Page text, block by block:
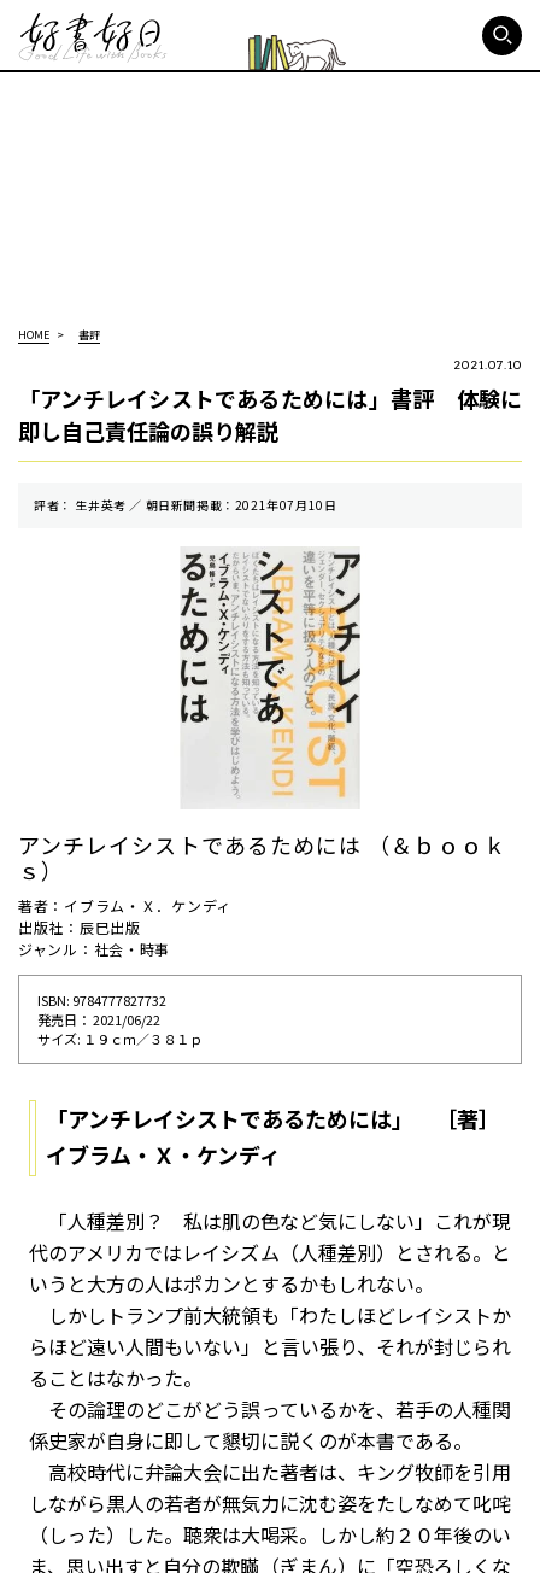
HOME 書評
2021.07.10
「アンチレイシストであるためには」書評 体験に
即し自己責任論の誤り解説
評者： 生井英考 ／ 朝⽇新聞掲載：2021年07月10日
アンチレイシストであるためには （＆ｂｏｏｋ
ｓ）
著者：イブラム・Ｘ．ケンディ
出版社：辰巳出版
ジャンル：社会・時事
ISBN: 9784777827732
発売⽇： 2021/06/22
サイズ: １９ｃｍ／３８１ｐ
「アンチレイシストであるためには」 ［著］
イブラム・Ｘ・ケンディ
「人種差別？ 私は肌の色など気にしない」――これが現
代のアメリカではレイシズム（人種差別）とされる。と
いうと大方の人はポカンとするかもしれない。
しかしトランプ前大統領も「わたしほどレイシストか
らほど遠い人間もいない」と言い張り、それが封じられ
ることはなかった。
その論理のどこがどう誤っているかを、若手の人種関
係史家が自身に即して懇切に説くのが本書である。
高校時代に弁論大会に出た著者は、キング牧師を引用
しながら黒人の若者が無気力に沈む姿をたしなめて叱咤
（しった）した。聴衆は大喝采。しかし約２０年後のい
ま、思い出すと自分の欺瞞（ぎまん）に「空恐ろしくな